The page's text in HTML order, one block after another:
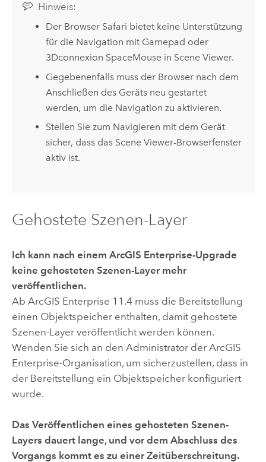
Hinweis:
Der Browser Safari bietet keine Unterstützung
für die Navigation mit Gamepad oder
3Dconnexion SpaceMouse in Scene Viewer.
Gegebenenfalls muss der Browser nach dem
Anschließen des Geräts neu gestartet
werden, um die Navigation zu aktivieren.
Stellen Sie zum Navigieren mit dem Gerät
sicher, dass das Scene Viewer-Browserfenster
aktiv ist.
Gehostete Szenen-Layer
Ich kann nach einem ArcGIS Enterprise-Upgrade
keine gehosteten Szenen-Layer mehr
veröffentlichen.
Ab ArcGIS Enterprise 11.4 muss die Bereitstellung
einen Objektspeicher enthalten, damit gehostete
Szenen-Layer veröffentlicht werden können.
Wenden Sie sich an den Administrator der ArcGIS
Enterprise-Organisation, um sicherzustellen, dass in
der Bereitstellung ein Objektspeicher konfiguriert
wurde.
Das Veröffentlichen eines gehosteten Szenen-
Layers dauert lange, und vor dem Abschluss des
Vorgangs kommt es zu einer Zeitüberschreitung.